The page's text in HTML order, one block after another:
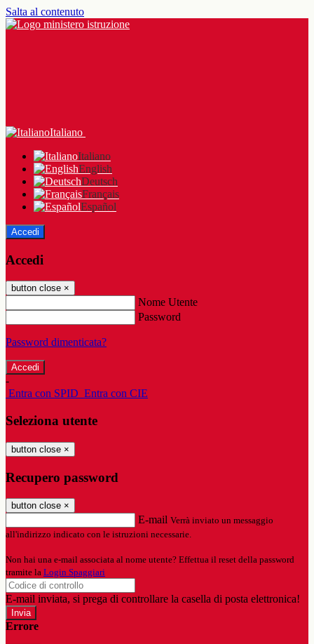
Salta al contenuto
Italiano
Italiano
English
Deutsch
Français
Español
Accedi
Accedi
button close ×
Nome Utente
Password
Password dimenticata?
-
Entra con SPID Entra con CIE
Seleziona utente
button close ×
Recupero password
button close ×
E-mail Verrà inviato un messaggio
all'indirizzo indicato con le istruzioni necessarie.
Non hai una e-mail associata al nome utente? Effettua il reset della password
tramite la Login Spaggiari
E-mail inviata, si prega di controllare la casella di posta elettronica!
Errore